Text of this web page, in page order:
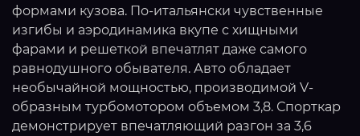
формами кузова. По-итальянски чувственные
изгибы и аэродинамика вкупе с хищными
фарами и решеткой впечатлят даже самого
равнодушного обывателя. Авто обладает
необычайной мощностью, производимой V-
образным турбомотором объемом 3,8. Спорткар
демонстрирует впечатляющий разгон за 3,6